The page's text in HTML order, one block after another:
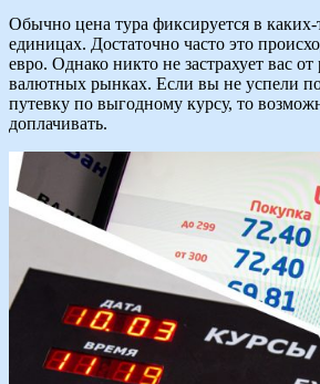
Обычно цена тура фиксируется в
единицах. Достаточно часто это
евро. Однако никто не застрахует вас от
валютных рынках. Если вы не успели
путевку по выгодному курсу, то
доплачивать.